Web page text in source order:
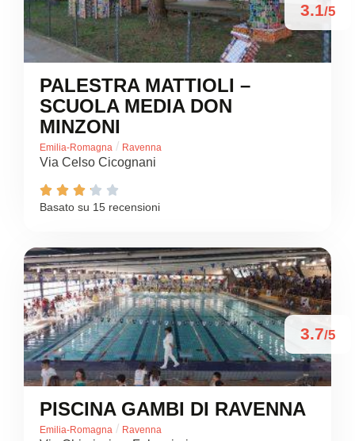
3.1/5
PALESTRA MATTIOLI –
SCUOLA MEDIA DON
MINZONI
Emilia-Romagna / Ravenna
Via Celso Cicognani
    
Basato su 15 recensioni
3.7/5
PISCINA GAMBI DI RAVENNA
Emilia-Romagna / Ravenna